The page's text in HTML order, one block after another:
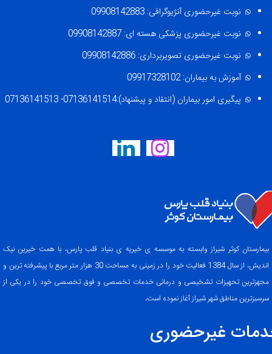
نوبت غیرحضوری آنژیوگرافی: 09908142883
نوبت غیرحضوری پزشکی هسته ای: 09908142887
نوبت غیرحضوری تصویربرداری: 09908142886
آموزش به بیماران: 09917328102
پیگیری امور بیماران (انتقاد و پیشنهاد):07136141514- 07136141513
بیمارستان کوثر شیراز وابسته به موسسه ی خیریه ی بنیاد قلب پارس، با همت خیرین نیک
اندیش، از سال 1384 فعالیت خود را در زمینی به مساحت 30 هزار متر مربع با پیشرفته ترین و
مجهزترین تحهیزات تشخیصی و درمانی خدمات تخصصی و فوق تخصصی خود را در یکی از
سرسبزترین مناطق شهر شیراز آغاز نموده است،
غیرحضوری